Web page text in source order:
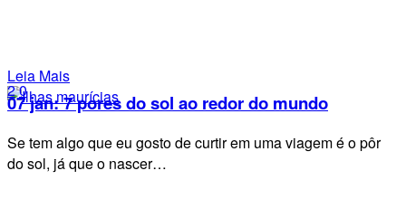
Leia Mais
20
07 jan:7 pores do sol ao redor do mundo
Se tem algo que eu gosto de curtir em uma viagem é o pôr
do sol, já que o nascer…